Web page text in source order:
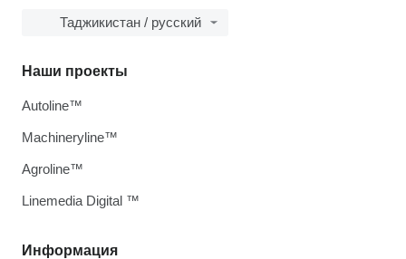
Таджикистан / русский
Информация
Наши проекты
Autoline™
Machineryline™
Agroline™
Linemedia Digital ™